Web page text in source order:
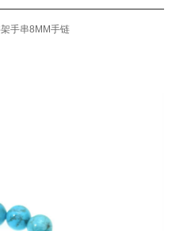
手串8MM手链